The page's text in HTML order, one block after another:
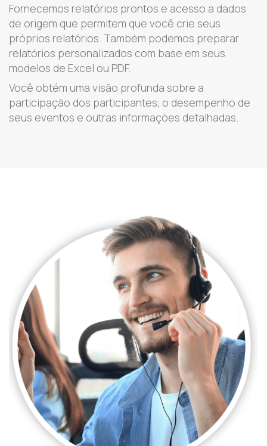
Fornecemos relatórios prontos e acesso a dados
de origem que permitem que você crie seus
próprios relatórios. Também podemos preparar
relatórios personalizados com base em seus
modelos de Excel ou PDF.
Você obtém uma visão profunda sobre a
participação dos participantes, o desempenho de
seus eventos e outras informações detalhadas.